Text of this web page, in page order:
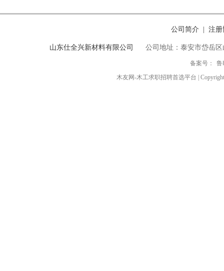
公司简介 注册
山东仕全兴新材料有限公司 公司地址：泰安市岱岳
备案号：
鲁
木友网-木工求职招聘首选平台 |